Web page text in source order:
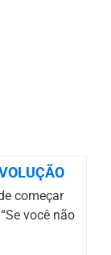
começar
você não